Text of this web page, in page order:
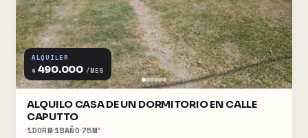
ALQUILER
$ 490.000 /MES
ALQUILO CASA DE UN DORMITORIO EN CALLE
CAPUTTO
1DORM 1BAÑO75M²